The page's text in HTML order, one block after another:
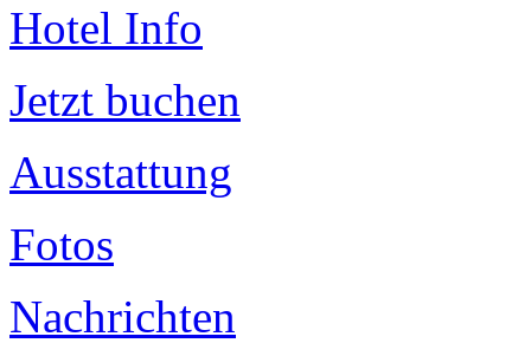
Hotel Info
Jetzt buchen
Ausstattung
Fotos
Nachrichten